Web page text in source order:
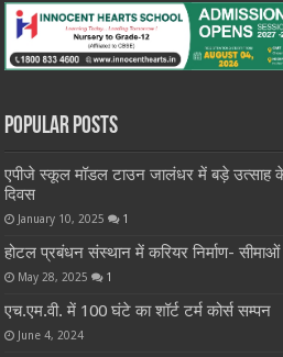
Popular Posts
एपीजे स्कूल मॉडल टाउन जालंधर में बड़े उत्साह के
दिवस
January 10, 2025 1
होटल प्रबंधन संस्थान में करियर निर्माण- सीमाओं
May 28, 2025 1
एच.एम.वी. में 100 घंटे का शॉर्ट टर्म कोर्स सम्पन
June 4, 2024